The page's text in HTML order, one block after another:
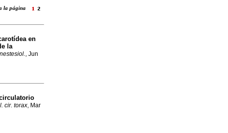
la página
en
la
, Jun
cir. torax, Mar